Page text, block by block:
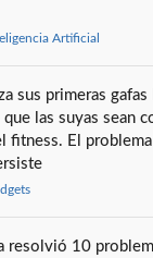
Artificial
sus primeras
las suyas sean
fitness. El
resolvió 10